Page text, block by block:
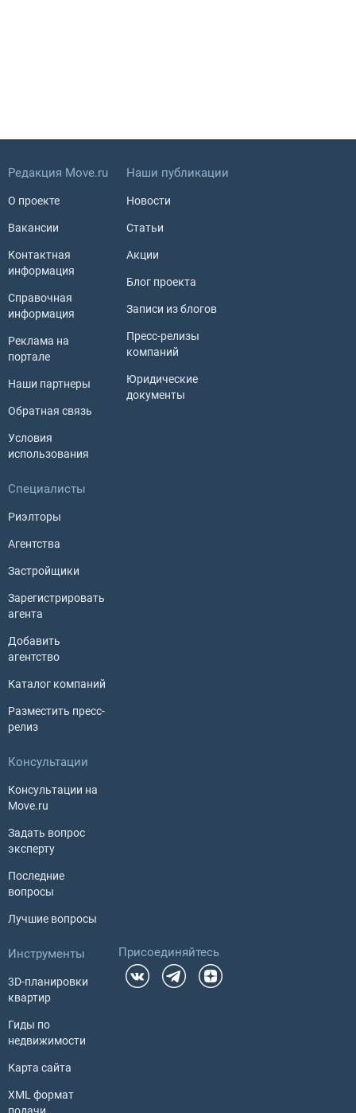
Редакция Move.ru
О проекте
Вакансии
Контактная
информация
Справочная
информация
Реклама на
портале
Наши партнеры
Обратная связь
Условия
использования
Наши публикации
Новости
Статьи
Акции
Блог проекта
Записи из блогов
Пресс-релизы
компаний
Юридические
документы
Специалисты
Риэлторы
Агентства
Застройщики
Зарегистрировать
агента
Добавить
агентство
Каталог компаний
Разместить пресс-
релиз
Консультации
Консультации на
Move.ru
Задать вопрос
эксперту
Последние
вопросы
Лучшие вопросы
Инструменты
3D-планировки
квартир
Гиды по
недвижимости
Карта сайта
XML формат
Присоединяйтесь